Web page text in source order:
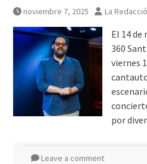
noviembre 7, 2025 La
El 14 de
360
viernes
por
Leave a comment